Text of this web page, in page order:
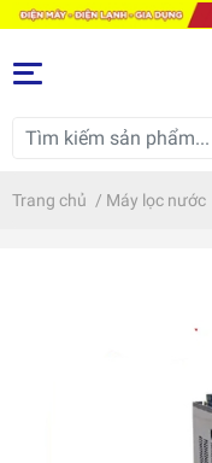
Trang chủ / Máy lọc nước